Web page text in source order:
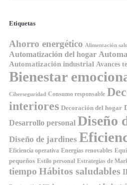
Etiquetas
Ahorro energético Alimentación
Automatización del hogar
Automatización industrial Avances
Bienestar
Ciberseguridad Consumo responsable
interiores Decoración del hogar
Desarrollo personal Diseño
Diseño de jardines
Eficiencia operativa Energías renovables
pequeños Estilo personal Estrategias de
tiempo Hábitos saludables